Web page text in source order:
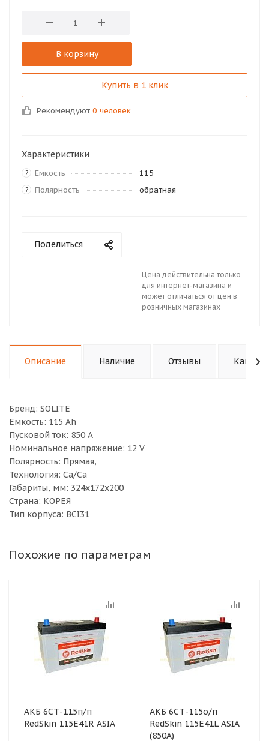
В корзину
Купить в 1 клик
Рекомендуют 0 человек
Характеристики
? Емкость 115
? Полярность обратная
Поделиться
Цена действительна только
для интернет-магазина и
может отличаться от цен в
розничных магазинах
Описание Наличие Отзывы Как
Бренд: SOLITE
Емкость: 115 Ah
Пусковой ток: 850 A
Номинальное напряжение: 12 V
Полярность: Прямая,
Технология: Ca/Ca
Габариты, мм: 324х172х200
Cтрана: КОРЕЯ
Тип корпуса: BCI31
Похожие по параметрам
АКБ 6СТ-115п/п
RedSkin 115E41R ASIA
АКБ 6СТ-115о/п
RedSkin 115E41L ASIA
(850A)